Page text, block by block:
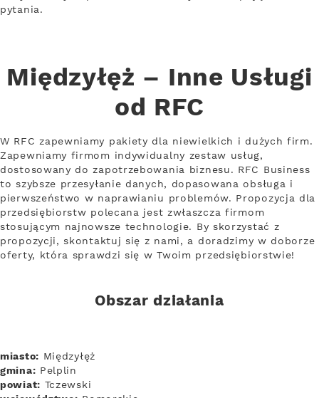
pytania.
Międzyłęż – Inne Usługi
od RFC
W RFC zapewniamy pakiety dla niewielkich i dużych firm.
Zapewniamy firmom indywidualny zestaw usług,
dostosowany do zapotrzebowania biznesu. RFC Business
to szybsze przesyłanie danych, dopasowana obsługa i
pierwszeństwo w naprawianiu problemów. Propozycja dla
przedsiębiorstw polecana jest zwłaszcza firmom
stosującym najnowsze technologie. By skorzystać z
propozycji, skontaktuj się z nami, a doradzimy w doborze
oferty, która sprawdzi się w Twoim przedsiębiorstwie!
Obszar działania
miasto: Międzyłęż
gmina: Pelplin
powiat: Tczewski